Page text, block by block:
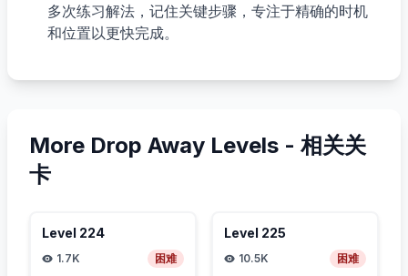
多次练习解法，记住关键步骤，专注于精确的时机
和位置以更快完成。
More Drop Away Levels - 相关关
卡
Level 224
1.7K
困难
Level 225
10.5K
困难